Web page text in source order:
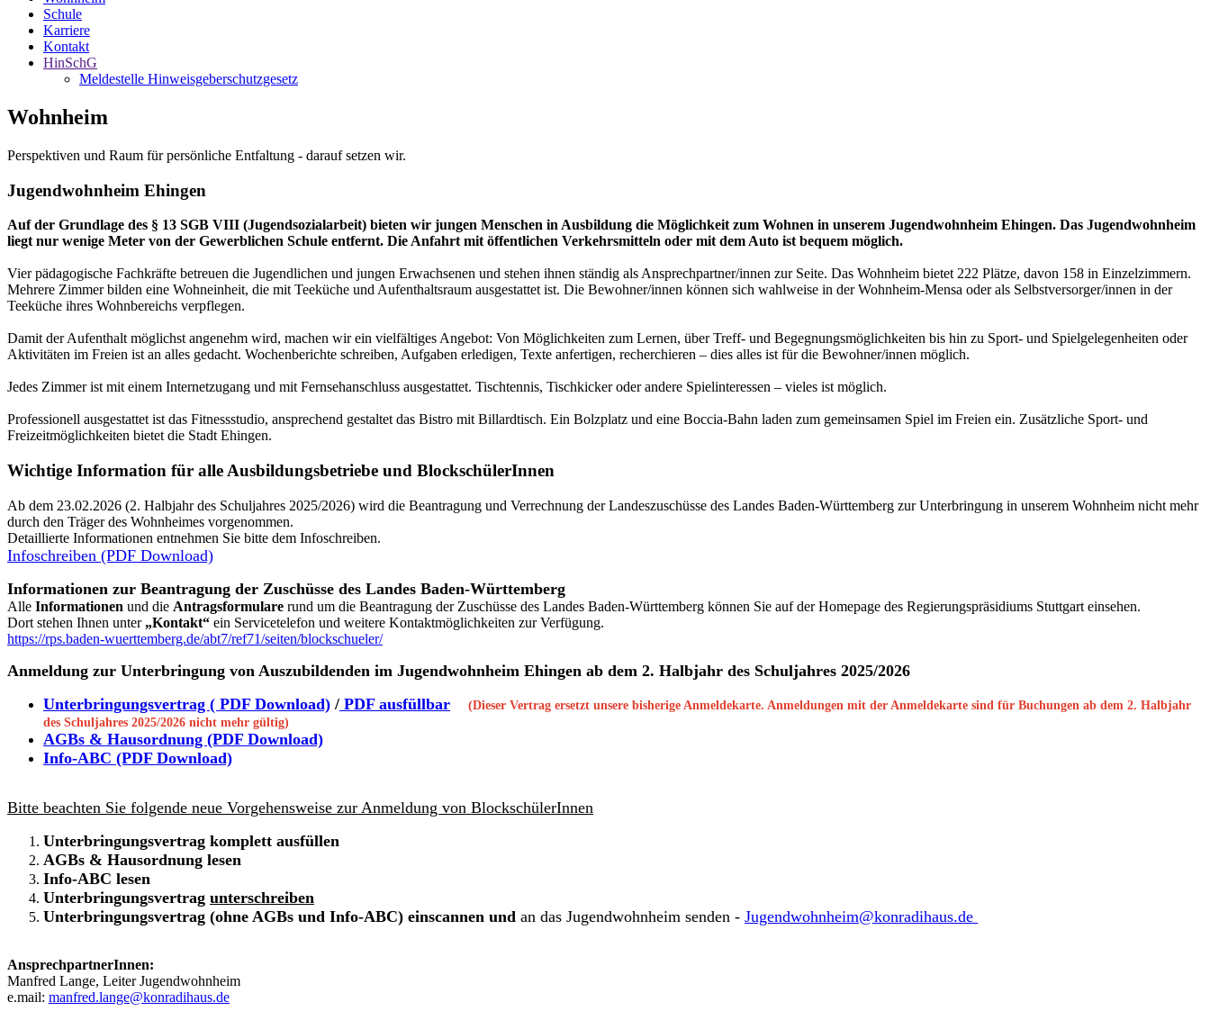
Schule
Karriere
Kontakt
HinSchG
Meldestelle Hinweisgeberschutzgesetz
Wohnheim
Perspektiven und Raum für persönliche Entfaltung - darauf setzen wir.
Jugendwohnheim Ehingen
Auf der Grundlage des § 13 SGB VIII (Jugendsozialarbeit) bieten wir jungen Menschen in Ausbildung die Möglichkeit zum Wohnen in unserem Jugendwohnheim Ehingen. Das Jugendwohnheim
liegt nur wenige Meter von der Gewerblichen Schule entfernt. Die Anfahrt mit öffentlichen Verkehrsmitteln oder mit dem Auto ist bequem möglich.
Vier pädagogische Fachkräfte betreuen die Jugendlichen und jungen Erwachsenen und stehen ihnen ständig als Ansprechpartner/innen zur Seite. Das Wohnheim bietet 222 Plätze, davon 158 in Einzelzimmern.
Mehrere Zimmer bilden eine Wohneinheit, die mit Teeküche und Aufenthaltsraum ausgestattet ist. Die Bewohner/innen können sich wahlweise in der Wohnheim-Mensa oder als Selbstversorger/innen in der
Teeküche ihres Wohnbereichs verpflegen.
Damit der Aufenthalt möglichst angenehm wird, machen wir ein vielfältiges Angebot: Von Möglichkeiten zum Lernen, über Treff- und Begegnungsmöglichkeiten bis hin zu Sport- und Spielgelegenheiten oder
Aktivitäten im Freien ist an alles gedacht. Wochenberichte schreiben, Aufgaben erledigen, Texte anfertigen, recherchieren – dies alles ist für die Bewohner/innen möglich.
Jedes Zimmer ist mit einem Internetzugang und mit Fernsehanschluss ausgestattet. Tischtennis, Tischkicker oder andere Spielinteressen – vieles ist möglich.
Professionell ausgestattet ist das Fitnessstudio, ansprechend gestaltet das Bistro mit Billardtisch. Ein Bolzplatz und eine Boccia-Bahn laden zum gemeinsamen Spiel im Freien ein. Zusätzliche Sport- und
Freizeitmöglichkeiten bietet die Stadt Ehingen.
Wichtige Information für alle Ausbildungsbetriebe und BlockschülerInnen
Ab dem 23.02.2026 (2. Halbjahr des Schuljahres 2025/2026) wird die Beantragung und Verrechnung der Landeszuschüsse des Landes Baden-Württemberg zur Unterbringung in unserem Wohnheim nicht mehr
durch den Träger des Wohnheimes vorgenommen.
Detaillierte Informationen entnehmen Sie bitte dem Infoschreiben.
Infoschreiben (PDF Download)
Informationen zur Beantragung der Zuschüsse des Landes Baden-Württemberg
Alle Informationen und die Antragsformulare rund um die Beantragung der Zuschüsse des Landes Baden-Württemberg können Sie auf der Homepage des Regierungspräsidiums Stuttgart einsehen.
Dort stehen Ihnen unter „Kontakt“ ein Servicetelefon und weitere Kontaktmöglichkeiten zur Verfügung.
https://rps.baden-wuerttemberg.de/abt7/ref71/seiten/blockschueler/
Anmeldung zur Unterbringung von Auszubildenden im Jugendwohnheim Ehingen ab dem 2. Halbjahr des Schuljahres 2025/2026
Unterbringungsvertrag ( PDF Download) / PDF ausfüllbar
(Dieser Vertrag ersetzt unsere bisherige Anmeldekarte. Anmeldungen mit der Anmeldekarte sind für Buchungen ab dem 2. Halbjahr
des Schuljahres 2025/2026 nicht mehr gültig)
AGBs & Hausordnung (PDF Download)
Info-ABC (PDF Download)
Bitte beachten Sie folgende neue Vorgehensweise zur Anmeldung von BlockschülerInnen
Unterbringungsvertrag komplett ausfüllen
AGBs & Hausordnung lesen
Info-ABC lesen
Unterbringungsvertrag unterschreiben
Unterbringungsvertrag (ohne AGBs und Info-ABC) einscannen und an das Jugendwohnheim senden - Jugendwohnheim@konradihaus.de
AnsprechpartnerInnen:
Manfred Lange, Leiter Jugendwohnheim
e.mail: manfred.lange@konradihaus.de